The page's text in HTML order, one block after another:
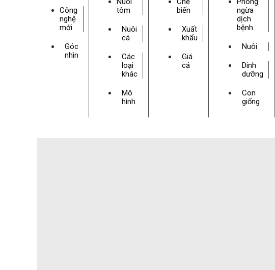
Công
nghệ
mới
Góc
nhìn
tôm
Nuôi
cá
Các
loại
khác
Mô
hình
biến
Xuất
khẩu
Giá
cả
ngừa
dịch
bệnh
Nuôi
Dinh
dưỡng
Con
giống